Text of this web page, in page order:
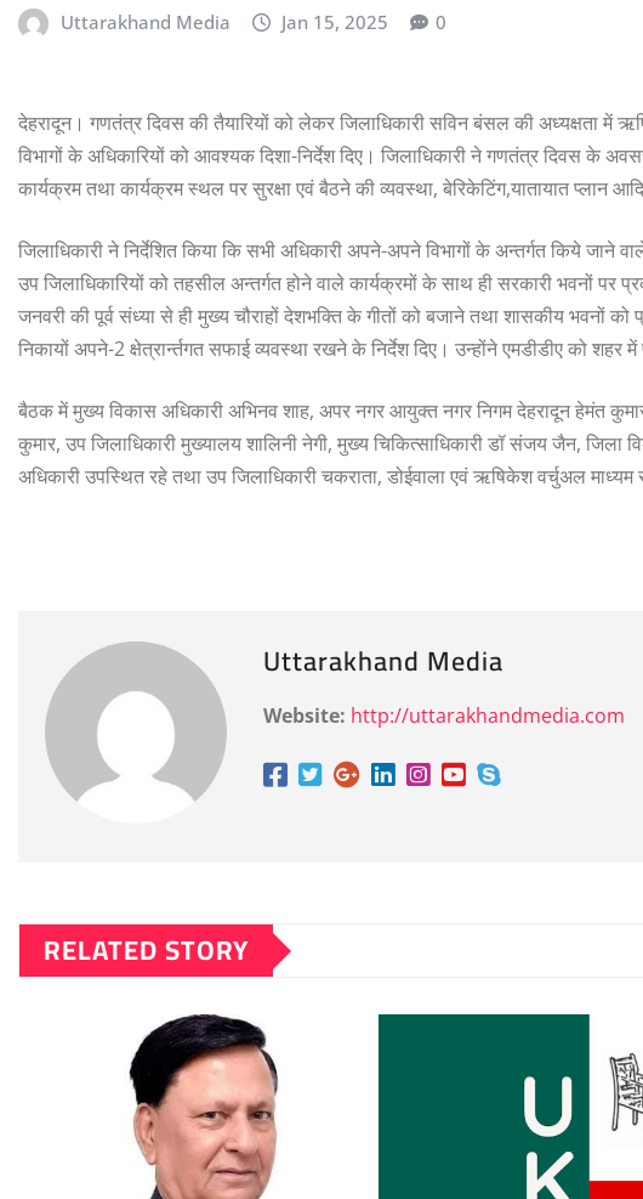
Uttarakhand Media Jan 15, 2025 0
देहरादून। गणतंत्र दिवस की तैयारियों को लेकर जिलाधिकारी सविन बंसल की अध्यक्षता में
विभागों के अधिकारियों को आवश्यक दिशा-निर्देश दिए। जिलाधिकारी ने गणतंत्र दिवस के
कार्यक्रम तथा कार्यक्रम स्थल पर सुरक्षा एवं बैठने की व्यवस्था, बेरिकेटिंग,यातायात प्लान
जिलाधिकारी ने निर्देशित किया कि सभी अधिकारी अपने-अपने विभागों के अन्तर्गत किये जाने
उप जिलाधिकारियों को तहसील अन्तर्गत होने वाले कार्यक्रमों के साथ ही सरकारी भवनों पर
जनवरी की पूर्व संध्या से ही मुख्य चौराहों देशभक्ति के गीतों को बजाने तथा शासकीय भवनों
निकायों अपने-2 क्षेत्रार्न्तगत सफाई व्यवस्था रखने के निर्देश दिए। उन्होंने एमडीडीए को शहर
बैठक में मुख्य विकास अधिकारी अभिनव शाह, अपर नगर आयुक्त नगर निगम देहरादून हेमंत
कुमार, उप जिलाधिकारी मुख्यालय शालिनी नेगी, मुख्य चिकित्साधिकारी डॉ संजय जैन, जिला
अधिकारी उपस्थित रहे तथा उप जिलाधिकारी चकराता, डोईवाला एवं ऋषिकेश वर्चुअल
Uttarakhand Media
Website: http://uttarakhandmedia.com
RELATED STORY